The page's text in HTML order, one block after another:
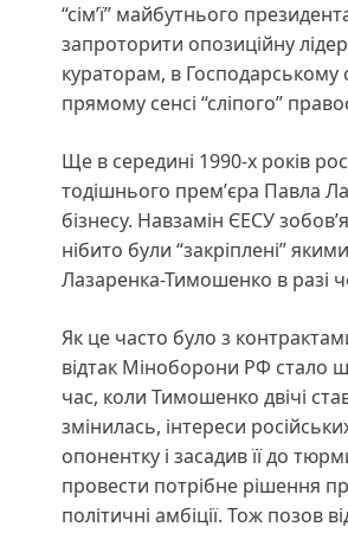
“сімʼї” майбутнього
запроторити опозиційну
кураторам, в Господарському
прямому сенсі “сліпого”
Ще в середині 1990-х років
тодішнього премʼєра Павла
бізнесу. Навзамін ЄЕСУ
нібито були “закріплені”
Лазаренка-Тимошенко в разі
Як це часто було з
відтак Міноборони РФ стало
час, коли Тимошенко двічі
змінилась, інтереси
опонентку і засадив її до
провести потрібне рішення
політичні амбіції. Тож позов